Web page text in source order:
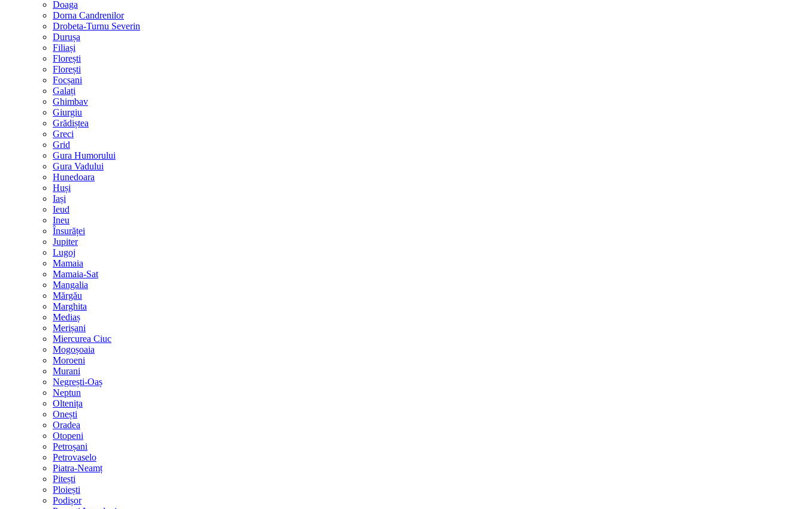
Doaga
Dorna Candrenilor
Drobeta-Turnu Severin
Durușa
Filiași
Florești
Florești
Focșani
Galați
Ghimbav
Giurgiu
Grădiștea
Greci
Grid
Gura Humorului
Gura Vadului
Hunedoara
Huși
Iași
Ieud
Ineu
Însurăței
Jupiter
Lugoj
Mamaia
Mamaia-Sat
Mangalia
Mărgău
Marghita
Mediaș
Merișani
Miercurea Ciuc
Mogoșoaia
Moroeni
Murani
Negrești-Oaș
Neptun
Oltenița
Onești
Oradea
Otopeni
Petroșani
Petrovaselo
Piatra-Neamț
Pitești
Ploiești
Podișor